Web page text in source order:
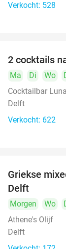
Verkocht: 528
2 cocktails
Ma Di Wo
Cocktailbar Luna
Delft
Verkocht: 622
Griekse
Delft
Morgen Wo
Athene's Olijf
Delft